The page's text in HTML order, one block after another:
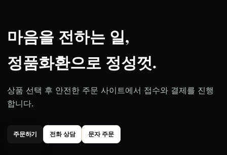
마음을 전하는 일,
정품화환으로 정성껏.
상품 선택 후 안전한 주문 사이트에서 접수와 결제를 진행
합니다.
주문하기 전화 상담 문자 주문